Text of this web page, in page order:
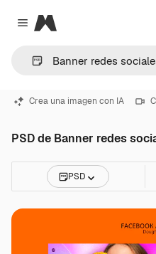
Close menu
Magnific
Crea una imagen con IA
PSD de Banner redes
PSD